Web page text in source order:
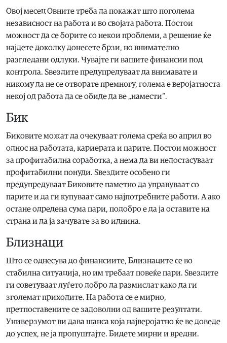
Овој месец Овните треба да покажат што поголема
независност на работа и во својата работа. Постои
можност да се борите со некои проблеми, а решение ќе
најдете доколку донесете брзи, но внимателно
разгледани одлуки. Чувајте ги вашите финансии под
контрола. Ѕвездите предупредуваат да внимавате и
никому да не се отворате премногу, голема е веројатноста
некој од работа да се обиде да ве „намести“.
Бик
Биковите можат да очекуваат голема среќа во април во
однос на работата, кариерата и парите. Постои можност
за профитабилна соработка, а нема да ви недостасуваат
профитабилни понуди. Ѕвездите особено ги
предупредуваат Биковите паметно да управуваат со
парите и да ги купуваат само најпотребните работи. А ако
остане одредена сума пари, подобро е да ја оставите на
страна и да ја зачувате за во иднина.
Близнаци
Што се однесува до финансиите, Близнаците се во
стабилна ситуација, но им требаат повеќе пари. Ѕвездите
ги советуваат луѓето добро да размислат како да ги
зголемат приходите. На работа се е мирно,
претпоставените се задоволни од вашите резултати.
Универзумот ви дава шанса која најверојатно ќе ве доведе
до успех, не ја пропуштајте. Бидете мирни и вредни.